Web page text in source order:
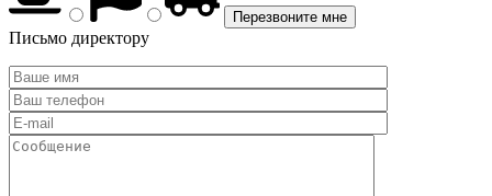
Письмо директору